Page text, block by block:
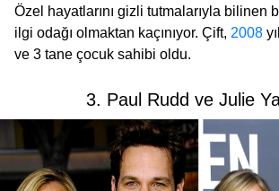
Özel hayatlarını gizli tutmalarıyla bilinen
ilgi odağı olmaktan kaçınıyor. Çift, 2008
ve 3 tane çocuk sahibi oldu.
3. Paul Rudd ve Julie